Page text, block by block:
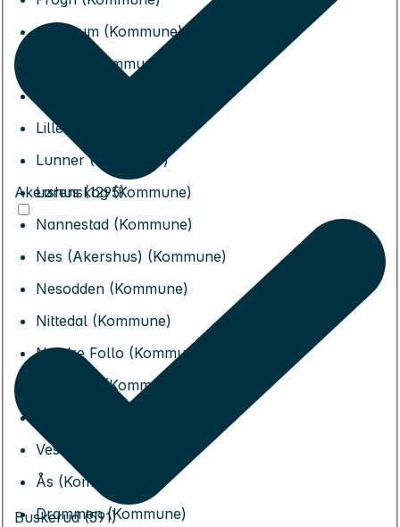
Gjerdrum (Kommune)
Hurdal (Kommune)
Lillestrøm (Kommune)
Lunner (Kommune)
Lørenskog (Kommune)
Nannestad (Kommune)
Nes (Akershus) (Kommune)
Nesodden (Kommune)
Nittedal (Kommune)
Nordre Follo (Kommune)
Rælingen (Kommune)
Vestby (Kommune)
Ås (Kommune)
Drammen (Kommune)
Akershus (1295)
Buskerud (591)